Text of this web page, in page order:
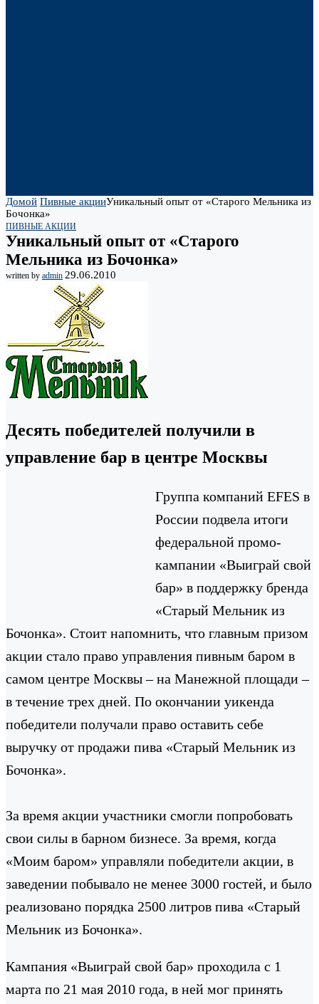
Домой Пивные акцииУникальный опыт от «Старого Мельника из
Бочонка»
ПИВНЫЕ АКЦИИ
Уникальный опыт от «Старого
Мельника из Бочонка»
written by admin 29.06.2010
Десять победителей получили в
управление бар в центре Москвы
Группа компаний EFES в
России подвела итоги
федеральной промо-
кампании «Выиграй свой
бар» в поддержку бренда
«Старый Мельник из
Бочонка». Стоит напомнить, что главным призом
акции стало право управления пивным баром в
самом центре Москвы – на Манежной площади –
в течение трех дней. По окончании уикенда
победители получали право оставить себе
выручку от продажи пива «Старый Мельник из
Бочонка».
За время акции участники смогли попробовать
свои силы в барном бизнесе. За время, когда
«Моим баром» управляли победители акции, в
заведении побывало не менее 3000 гостей, и было
реализовано порядка 2500 литров пива «Старый
Мельник из Бочонка».
Кампания «Выиграй свой бар» проходила с 1
марта по 21 мая 2010 года, в ней мог принять